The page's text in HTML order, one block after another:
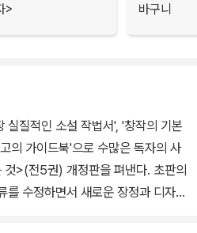
>
바구니
질적인 소설 작법서', '창작의 기본
의 가이드북'으로 수많은 독자의 사
것>(전5권) 개정판을 펴낸다. 초판의
를 수정하면서 새로운 장정과 디자인